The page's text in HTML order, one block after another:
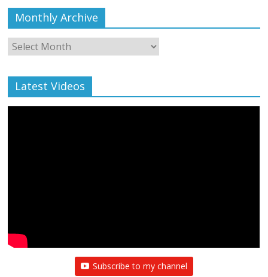
Monthly Archive
Monthly
Archive
Latest Videos
Subscribe to my channel